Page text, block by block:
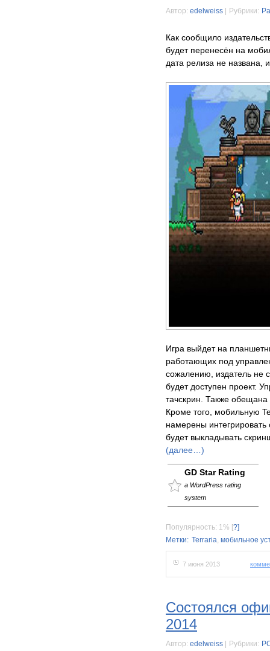
Автор: edelweiss Рубрики:
Как сообщило
будет перенесён на
дата релиза не названа,
Игра выйдет на
работающих под
сожалению, издатель не
будет доступен проект.
тачскрин. Также
Кроме того, мобильную
намерены
будет выкладывать
(далее…)
GD Star Rating
a WordPress rating
system
Популярность: 1% [?]
Метки: Terraria, мобильное
7 июня 2013
Состоялся
2014
Автор: edelweiss Рубрики: